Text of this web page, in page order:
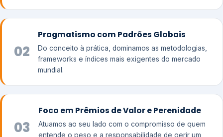
02
Pragmatismo com Padrões Globais
Do conceito à prática, dominamos as metodologias,
frameworks e índices mais exigentes do mercado
mundial.
03
Foco em Prêmios de Valor e Perenidade
Atuamos ao seu lado com o compromisso de quem
entende o peso e a responsabilidade de gerir um